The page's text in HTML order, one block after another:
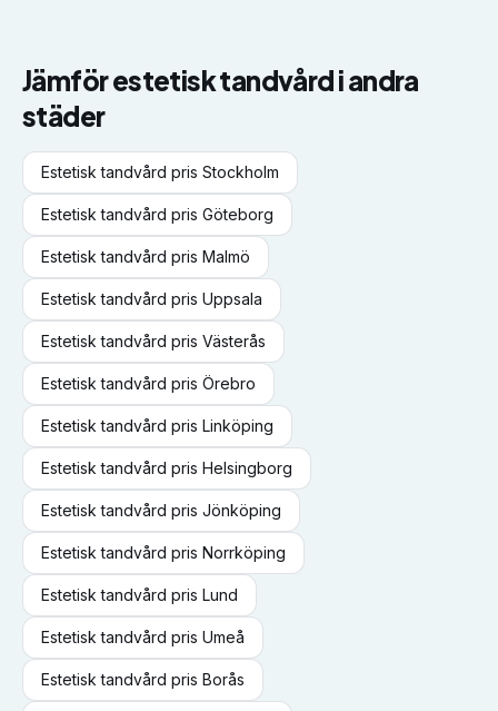
Jämförestetisk tandvårdi andra
städer
Estetisk tandvård pris Stockholm
Estetisk tandvård pris Göteborg
Estetisk tandvård pris Malmö
Estetisk tandvård pris Uppsala
Estetisk tandvård pris Västerås
Estetisk tandvård pris Örebro
Estetisk tandvård pris Linköping
Estetisk tandvård pris Helsingborg
Estetisk tandvård pris Jönköping
Estetisk tandvård pris Norrköping
Estetisk tandvård pris Lund
Estetisk tandvård pris Umeå
Estetisk tandvård pris Borås